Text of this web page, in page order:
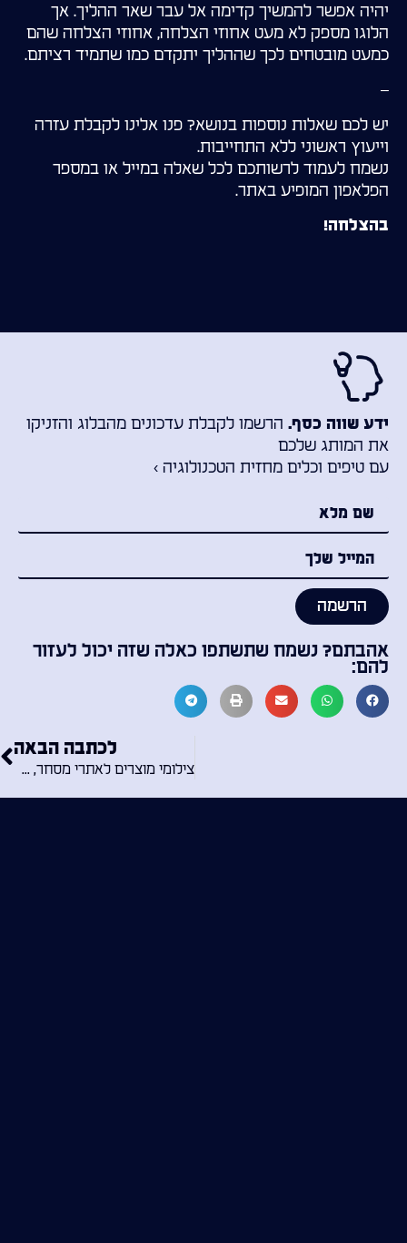
יהיה אפשר להמשיך קדימה אל עבר שאר ההליך. אך
הלוגו מספק לא מעט אחוזי הצלחה, אחוזי הצלחה שהם
כמעט מובטחים לכך שההליך יתקדם כמו שתמיד רציתם.
–
יש לכם שאלות נוספות בנושא? פנו אלינו לקבלת עזרה
וייעוץ ראשוני ללא התחייבות.
נשמח לעמוד לרשותכם לכל שאלה במייל או במספר
הפלאפון המופיע באתר.
בהצלחה!
ידע שווה כסף. הרשמו לקבלת עדכונים מהבלוג והזניקו
את המותג שלכם
עם טיפים וכלים מחזית הטכנולוגיה ›
הרשמה
אהבתם? נשמח שתשתפו כאלה שזה יכול לעזור
להם:
לכתבה הבאה
צילומי מוצרים לאתרי מסחר, האם זה כל כך חשוב?